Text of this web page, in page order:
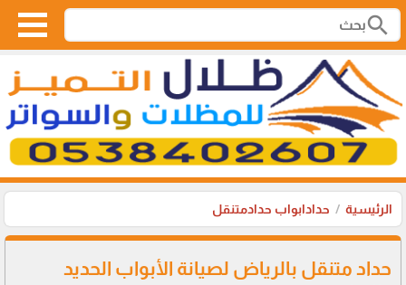
search
الرئيسية حدادابواب حدادمتنقل
حداد متنقل بالرياض لصيانة الأبواب الحديد